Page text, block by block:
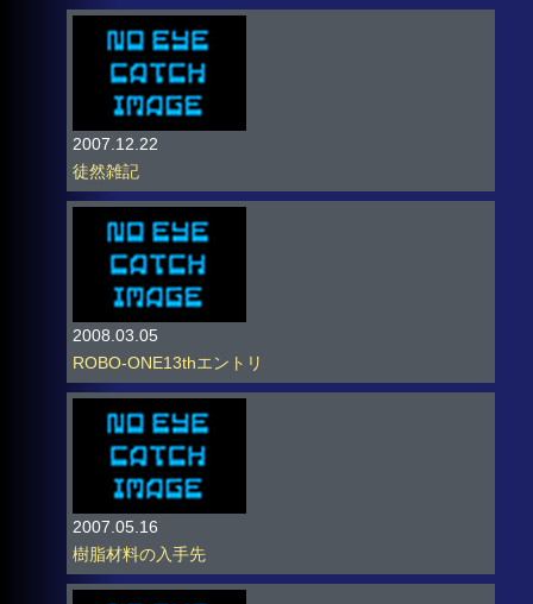
2007.12.22
徒然雑記
2008.03.05
ROBO-ONE13thエントリ
2007.05.16
樹脂材料の入手先